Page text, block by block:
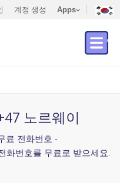
계정 생성 Apps
노르웨이
료 전화번호 -
화번호를 무료로 받으세요.